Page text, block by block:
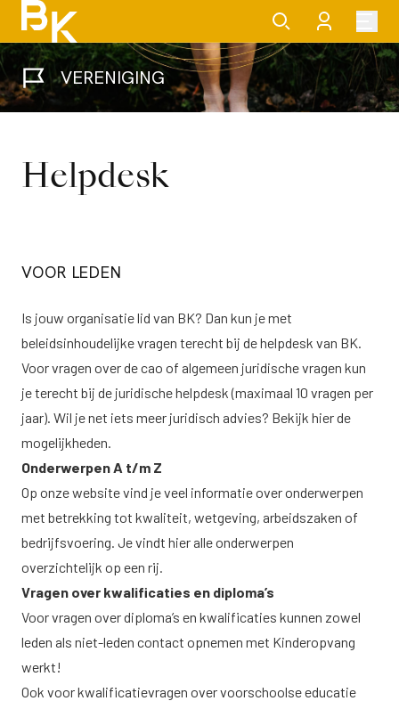
VERENIGING
Helpdesk
VOOR LEDEN
Is jouw organisatie lid van BK? Dan kun je met
beleidsinhoudelijke vragen terecht bij de helpdesk van BK.
Voor vragen over de cao of algemeen juridische vragen kun
je terecht bij de juridische helpdesk (maximaal 10 vragen per
jaar). Wil je net iets meer juridisch advies? Bekijk hierde
mogelijkheden.
Onderwerpen A t/m Z
Op onze website vind je veel informatie over onderwerpen
met betrekking tot kwaliteit, wetgeving, arbeidszaken of
bedrijfsvoering. Je vindt hier alle onderwerpen
overzichtelijk op een rij.
Vragen over kwalificaties en diploma’s
Voor vragen over diploma’s en kwalificaties kunnen zowel
leden als niet-leden contact opnemen met Kinderopvang
werkt!
Ook voor kwalificatievragen over voorschoolse educatie